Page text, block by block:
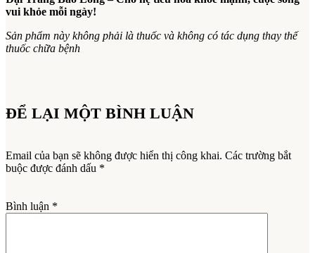
vui khỏe mỗi ngày!
Sản phẩm này không phải là thuốc và không có tác dụng thay thế
thuốc chữa bệnh
ĐỂ LẠI MỘT BÌNH LUẬN
Email của bạn sẽ không được hiển thị công khai. Các trường bắt
buộc được đánh dấu *
Bình luận *